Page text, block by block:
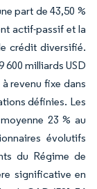
part de 43,50 %
actif-passif et la
crédit diversifié.
600 milliards USD
revenu fixe dans
définies. Les
23 % au
évolutifs
du Régime de
significative en